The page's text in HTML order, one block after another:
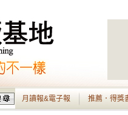
月讀報&電子報 推薦．得獎